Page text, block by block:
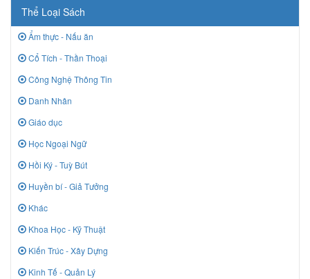
Thể Loại Sách
Ẩm thực - Nấu ăn
Cổ Tích - Thần Thoại
Công Nghệ Thông Tin
Danh Nhân
Giáo dục
Học Ngoại Ngữ
Hồi Ký - Tuỳ Bút
Huyền bí - Giả Tưởng
Khác
Khoa Học - Kỹ Thuật
Kiến Trúc - Xây Dựng
Kinh Tế - Quản Lý